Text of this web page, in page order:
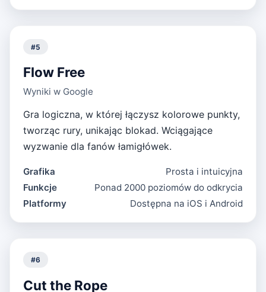
#5
Flow Free
Wyniki w Google
Gra logiczna, w której łączysz kolorowe punkty,
tworząc rury, unikając blokad. Wciągające
wyzwanie dla fanów łamigłówek.
Grafika
Prosta i intuicyjna
Funkcje
Ponad 2000 poziomów do odkrycia
Platformy
Dostępna na iOS i Android
#6
Cut the Rope